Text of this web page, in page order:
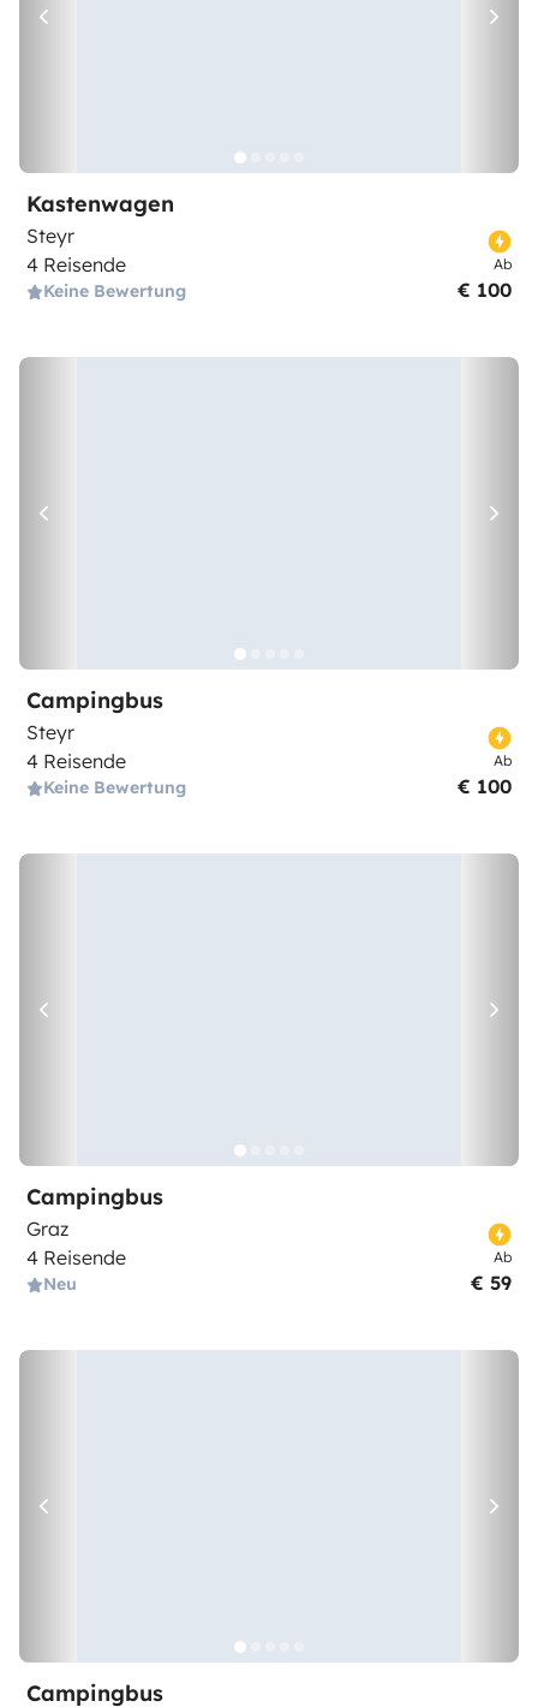
Kastenwagen
Steyr
4 Reisende
Keine Bewertung
Ab
€ 100
Campingbus
Steyr
4 Reisende
Keine Bewertung
Ab
€ 100
Campingbus
Graz
4 Reisende
Neu
Ab
€ 59
Campingbus